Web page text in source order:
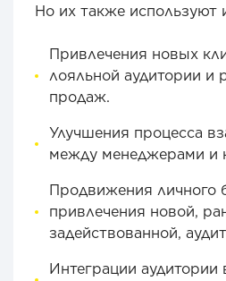
Но их также используют
Привлечения новых
лояльной аудитории и
продаж.
Улучшения процесса
между менеджерами и
Продвижения личного
привлечения новой,
задействованной,
Интеграции аудитории